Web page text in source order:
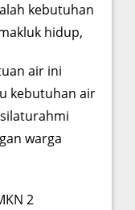
kebutuhan
hidup,
air ini
kebutuhan air
warga
2